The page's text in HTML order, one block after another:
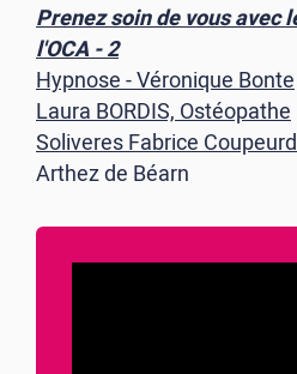
Prenez soin de vous avec
l'OCA - 2
Hypnose - Véronique Bonte
Laura BORDIS, Ostéopathe
Soliveres Fabrice
Arthez de Béarn